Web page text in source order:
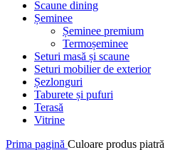
Scaune dining
Șeminee
Șeminee premium
Termoșeminee
Seturi masă și scaune
Seturi mobilier de exterior
Șezlonguri
Taburete și pufuri
Terasă
Vitrine
Prima pagină Culoare produs piatră